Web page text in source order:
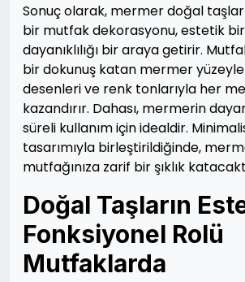
Sonuç olarak, mermer doğal
bir mutfak dekorasyonu, estetik
dayanıklılığı bir araya getirir.
bir dokunuş katan mermer
desenleri ve renk tonlarıyla her
kazandırır. Dahası, mermerin
süreli kullanım için idealdir.
tasarımıyla birleştirildiğinde,
mutfağınıza zarif bir şıklık
Doğal Taşların
Fonksiyonel Rolü
Mutfaklarda